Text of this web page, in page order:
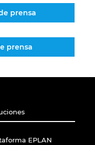
prensa
prensa
EPLAN